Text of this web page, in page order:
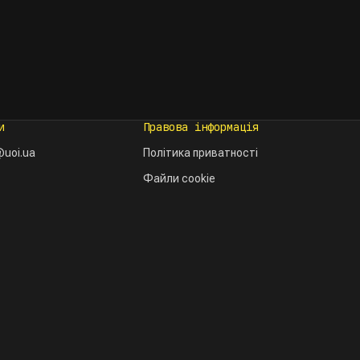
Правова інформація
Політика приватності
Файли cookie